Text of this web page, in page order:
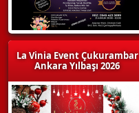
La Vinia Event Çukurambar
Ankara Yılbaşı 2026